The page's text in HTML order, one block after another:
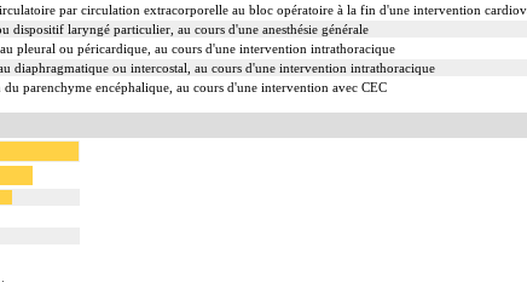
par circulation extracorporelle au bloc opératoire à la fin d'une intervention
dispositif laryngé particulier, au cours d'une anesthésie générale
pleural ou péricardique, au cours d'une intervention intrathoracique
diaphragmatique ou intercostal, au cours d'une intervention intrathoracique
parenchyme encéphalique, au cours d'une intervention avec CEC